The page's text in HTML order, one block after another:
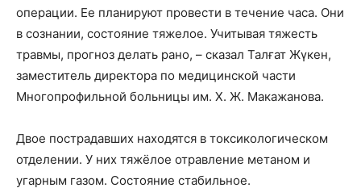
операции. Ее планируют провести в течение часа. Они
в сознании, состояние тяжелое. Учитывая тяжесть
травмы, прогноз делать рано, – сказал Талғат Жүкен,
заместитель директора по медицинской части
Многопрофильной больницы им. Х. Ж. Макажанова.
Двое пострадавших находятся в токсикологическом
отделении. У них тяжёлое отравление метаном и
угарным газом. Состояние стабильное.